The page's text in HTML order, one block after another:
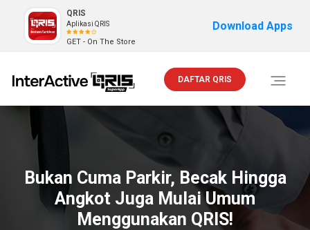
QRIS
Aplikasi QRIS
GET - On The Store
Download Apps
Toggle
DAFTAR QRIS
Bukan Cuma Parkir, Becak Hingga
Angkot Juga Mulai Umum
Menggunakan QRIS!